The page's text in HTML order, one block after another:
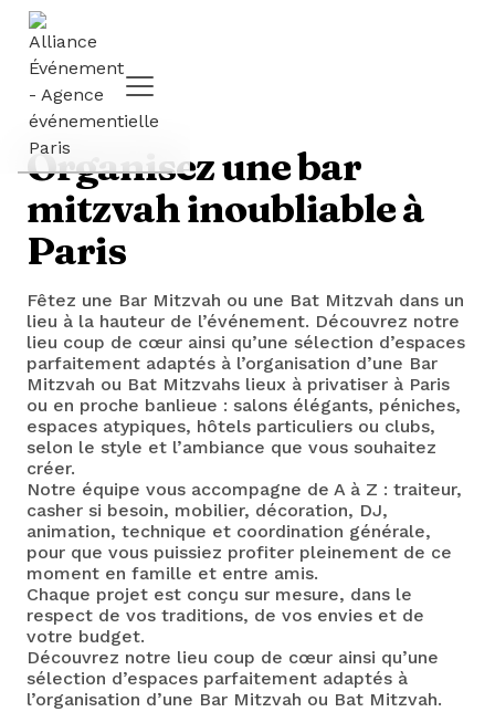
Organisez une bar
mitzvah inoubliable à
Paris
Fêtez une Bar Mitzvah ou une Bat Mitzvah dans un
lieu à la hauteur de l’événement. Découvrez notre
lieu coup de cœur ainsi qu’une sélection d’espaces
parfaitement adaptés à l’organisation d’une Bar
Mitzvah ou Bat Mitzvahs lieux à privatiser à Paris
ou en proche banlieue : salons élégants, péniches,
espaces atypiques, hôtels particuliers ou clubs,
selon le style et l’ambiance que vous souhaitez
créer.
Notre équipe vous accompagne de A à Z : traiteur,
casher si besoin, mobilier, décoration, DJ,
animation, technique et coordination générale,
pour que vous puissiez profiter pleinement de ce
moment en famille et entre amis.
Chaque projet est conçu sur mesure, dans le
respect de vos traditions, de vos envies et de
votre budget.
Découvrez notre lieu coup de cœur ainsi qu’une
sélection d’espaces parfaitement adaptés à
l’organisation d’une Bar Mitzvah ou Bat Mitzvah.